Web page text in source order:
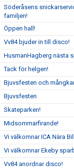
Söderåsens
familjen!
Öppen hall!
Vv84 bjuder in till disco!
HusmanHagberg nästa
Tack för helgen!
Bjuvsfesten och
Bjuvsfesten
Skateparken!
Midsommarfirande!
Vi välkomnar ICA Nära
Vi välkomnar Ekeby
Vv84 anordnar disco!